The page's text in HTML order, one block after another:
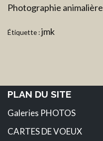
Photographie animalière
Étiquette :jmk
PLAN DU SITE
Galeries PHOTOS
CARTES DE VOEUX